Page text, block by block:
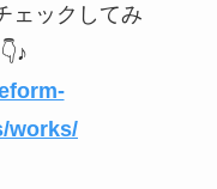
ェックしてみ
works/